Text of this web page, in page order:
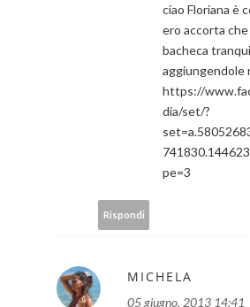
ciao Floriana è
ero accorta
bacheca
aggiungendole
https://
dia/set/?
pe=3
Rispondi
MICHELA
05 giugno, 2013 14:41